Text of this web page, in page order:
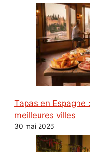
Tapas en Espagne : origine, étiquette et
meilleures villes
30 mai 2026